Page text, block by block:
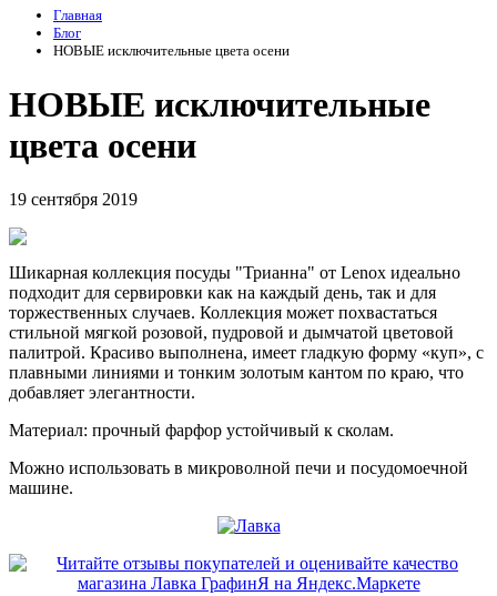
Главная
Блог
НОВЫЕ исключительные цвета осени
НОВЫЕ исключительные
цвета осени
19 сентября 2019
Шикарная коллекция посуды "Трианна" от Lenox идеально
подходит для сервировки как на каждый день, так и для
торжественных случаев. Коллекция может похвастаться
стильной мягкой розовой, пудровой и дымчатой цветовой
палитрой. Красиво выполнена, имеет гладкую форму «куп», с
плавными линиями и тонким золотым кантом по краю, что
добавляет элегантности.
Материал: прочный фарфор устойчивый к сколам.
Можно использовать в микроволной печи и посудомоечной
машине.